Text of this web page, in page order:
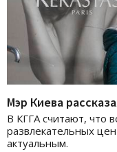
Мэр Киева
В КГГА считают, что
развлекательных
актуальным.